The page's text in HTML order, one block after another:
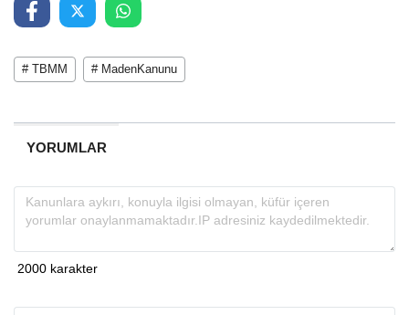
# TBMM # MadenKanunu
YORUMLAR